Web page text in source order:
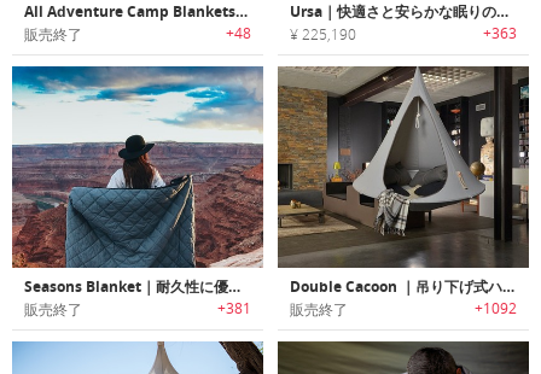
All Adventure Camp Blankets｜アウトドアで活躍するブランケットシステム
販売終了 +48
Ursa｜快適さと安らかな眠りのために設計されたアウトドアスリープ・システム「アーサ」
¥ 225,190 +363
Seasons Blanket｜耐久性に優れたウォータープルーフアウトドアブランケット「シーズンズブランケット」
販売終了 +381
Double Cacoon ｜吊り下げ式ハンモックスタイルテント「カクーン」
販売終了 +1092